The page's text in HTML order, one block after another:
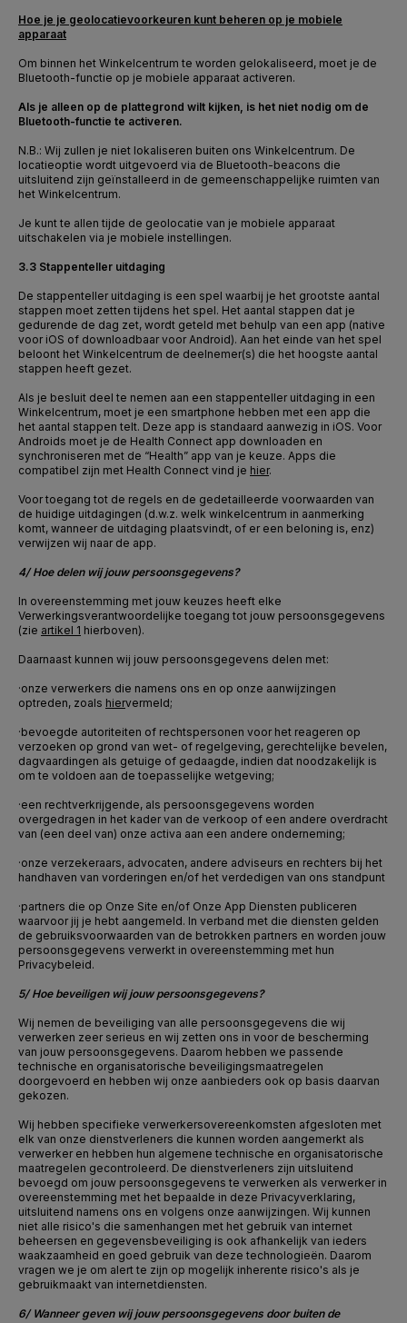
Hoe je je geolocatievoorkeuren kunt beheren op je mobiele
apparaat
Om binnen het Winkelcentrum te worden gelokaliseerd, moet je de
Bluetooth-functie op je mobiele apparaat activeren.
Als je alleen op de plattegrond wilt kijken, is het niet nodig om de
Bluetooth-functie te activeren.
N.B.: Wij zullen je niet lokaliseren buiten ons Winkelcentrum. De
locatieoptie wordt uitgevoerd via de Bluetooth-beacons die
uitsluitend zijn geïnstalleerd in de gemeenschappelijke ruimten van
het Winkelcentrum.
Je kunt te allen tijde de geolocatie van je mobiele apparaat
uitschakelen via je mobiele instellingen.
3.3 Stappenteller uitdaging
De stappenteller uitdaging is een spel waarbij je het grootste aantal
stappen moet zetten tijdens het spel. Het aantal stappen dat je
gedurende de dag zet, wordt geteld met behulp van een app (native
voor iOS of downloadbaar voor Android). Aan het einde van het spel
beloont het Winkelcentrum de deelnemer(s) die het hoogste aantal
stappen heeft gezet.
Als je besluit deel te nemen aan een stappenteller uitdaging in een
Winkelcentrum, moet je een smartphone hebben met een app die
het aantal stappen telt. Deze app is standaard aanwezig in iOS. Voor
Androids moet je de Health Connect app downloaden en
synchroniseren met de “Health” app van je keuze. Apps die
compatibel zijn met Health Connect vind je hier.
Voor toegang tot de regels en de gedetailleerde voorwaarden van
de huidige uitdagingen (d.w.z. welk winkelcentrum in aanmerking
komt, wanneer de uitdaging plaatsvindt, of er een beloning is, enz)
verwijzen wij naar de app.
4/ Hoe delen wij jouw persoonsgegevens?
In overeenstemming met jouw keuzes heeft elke
Verwerkingsverantwoordelijke toegang tot jouw persoonsgegevens
(zie artikel 1 hierboven).
Daarnaast kunnen wij jouw persoonsgegevens delen met:
·onze verwerkers die namens ons en op onze aanwijzingen
optreden, zoals hiervermeld;
·bevoegde autoriteiten of rechtspersonen voor het reageren op
verzoeken op grond van wet- of regelgeving, gerechtelijke bevelen,
dagvaardingen als getuige of gedaagde, indien dat noodzakelijk is
om te voldoen aan de toepasselijke wetgeving;
·een rechtverkrijgende, als persoonsgegevens worden
overgedragen in het kader van de verkoop of een andere overdracht
van (een deel van) onze activa aan een andere onderneming;
·onze verzekeraars, advocaten, andere adviseurs en rechters bij het
handhaven van vorderingen en/of het verdedigen van ons standpunt
·partners die op Onze Site en/of Onze App Diensten publiceren
waarvoor jij je hebt aangemeld. In verband met die diensten gelden
de gebruiksvoorwaarden van de betrokken partners en worden jouw
persoonsgegevens verwerkt in overeenstemming met hun
Privacybeleid.
5/ Hoe beveiligen wij jouw persoonsgegevens?
Wij nemen de beveiliging van alle persoonsgegevens die wij
verwerken zeer serieus en wij zetten ons in voor de bescherming
van jouw persoonsgegevens. Daarom hebben we passende
technische en organisatorische beveiligingsmaatregelen
doorgevoerd en hebben wij onze aanbieders ook op basis daarvan
gekozen.
Wij hebben specifieke verwerkersovereenkomsten afgesloten met
elk van onze dienstverleners die kunnen worden aangemerkt als
verwerker en hebben hun algemene technische en organisatorische
maatregelen gecontroleerd. De dienstverleners zijn uitsluitend
bevoegd om jouw persoonsgegevens te verwerken als verwerker in
overeenstemming met het bepaalde in deze Privacyverklaring,
uitsluitend namens ons en volgens onze aanwijzingen. Wij kunnen
niet alle risico's die samenhangen met het gebruik van internet
beheersen en gegevensbeveiliging is ook afhankelijk van ieders
waakzaamheid en goed gebruik van deze technologieën. Daarom
vragen we je om alert te zijn op mogelijk inherente risico's als je
gebruikmaakt van internetdiensten.
6/ Wanneer geven wij jouw persoonsgegevens door buiten de